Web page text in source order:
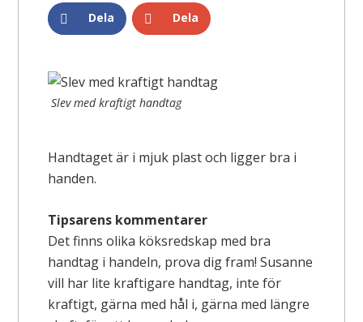
Dela Dela
Slev med kraftigt handtag
Handtaget är i mjuk plast och ligger bra i
handen.
Tipsarens kommentarer
Det finns olika köksredskap med bra
handtag i handeln, prova dig fram! Susanne
vill har lite kraftigare handtag, inte för
kraftigt, gärna med hål i, gärna med längre